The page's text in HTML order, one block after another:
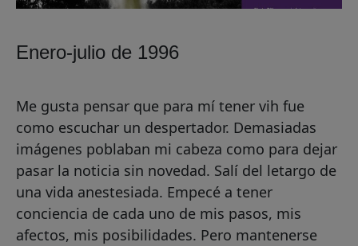
Enero-julio de 1996
Me gusta pensar que para mí tener vih fue
como escuchar un despertador. Demasiadas
imágenes poblaban mi cabeza como para dejar
pasar la noticia sin novedad. Salí del letargo de
una vida anestesiada. Empecé a tener
conciencia de cada uno de mis pasos, mis
afectos, mis posibilidades. Pero mantenerse